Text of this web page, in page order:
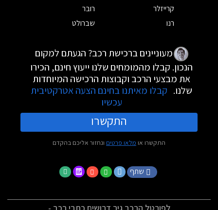
קרייזלר
רובר
רנו
שברולט
מעוניינים ברכישת רכב? הגעתם למקום
הנכון. קבלו מהמומחים שלנו ייעוץ חינם, הכירו
את מבצעי הרכב וקבוצות הרכישה המיוחדות
שלנו. קבלו מאיתנו בחינם הצעה אטרקטיבית
עכשיו
התקשרו
התקשרו או מלאו פרטים ונחזור אליכם בהקדם
שתף
לפורטל הרכב גיר דרושים כתבי רכב -